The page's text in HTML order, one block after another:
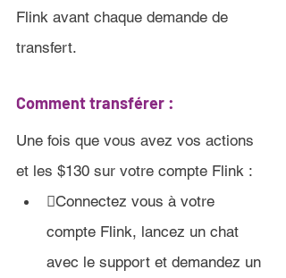
Flink avant chaque demande de
transfert.
Comment transférer :
Une fois que vous avez vos actions
et les $130 sur votre compte Flink :
Connectez vous à votre
compte Flink, lancez un chat
avec le support et demandez un